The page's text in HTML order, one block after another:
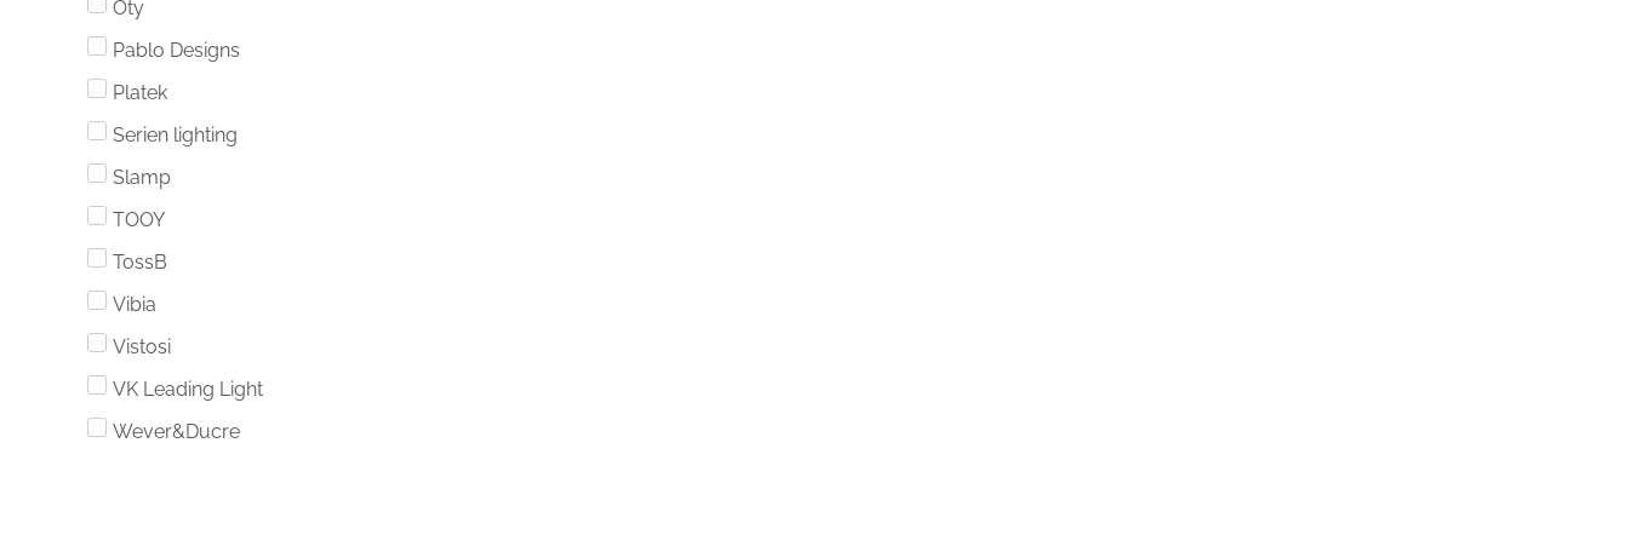
Oty
Pablo Designs
Platek
Serien lighting
Slamp
TOOY
TossB
Vibia
Vistosi
VK Leading Light
Wever&Ducre